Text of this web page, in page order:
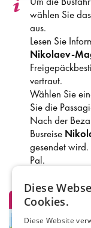
wählen Sie
aus.
Lesen Sie
Nikolaev-
vertraut.
Wählen Sie
Sie die
Nach der
Busreise
gesendet
Pal.
Diese
Cookies.
Diese Website